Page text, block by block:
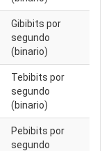
Gibibits por
segundo
(binario)
Tebibits por
segundo
(binario)
Pebibits por
segundo